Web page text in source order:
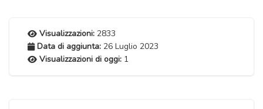
Visualizzazioni: 2833
Data di aggiunta: 26 Luglio 2023
Visualizzazioni di oggi: 1